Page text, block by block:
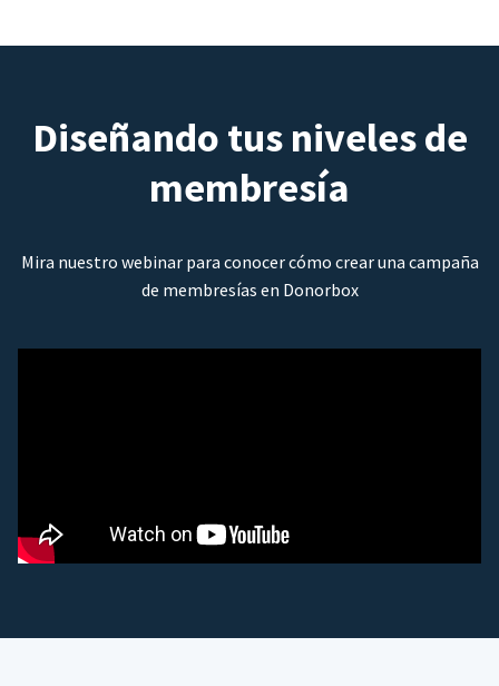
Diseñando tus niveles de
membresía
Mira nuestro webinar para conocer cómo crear una campaña
de membresías en Donorbox